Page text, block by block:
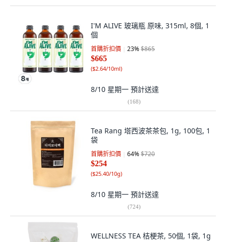
I'M ALIVE 玻璃瓶 原味, 315ml, 8個, 1
個
首購折扣價 23%$865
$665
($2.64/10ml)
8/10 星期一 預計送達
(168)
Tea Rang 塔西波茶茶包, 1g, 100包, 1
袋
首購折扣價 64%$720
$254
($25.40/10g)
8/10 星期一 預計送達
(724)
WELLNESS TEA 桔梗茶, 50個, 1袋, 1g